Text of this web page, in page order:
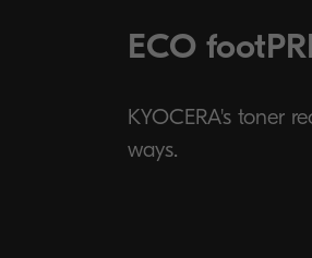
ECO
KYOCERA's toner
ways.